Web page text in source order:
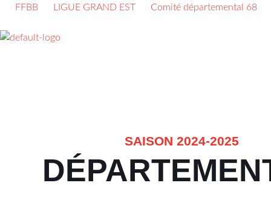
FFBB LIGUE GRAND EST Comité départemental 68
SAISON 2024-2025